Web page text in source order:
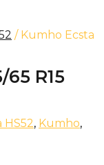
/ Kumho Ecsta
65 R15
HS52, Kumho,